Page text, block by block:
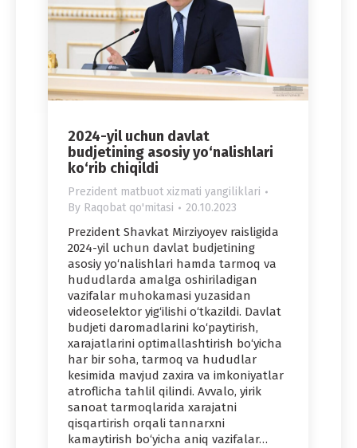
2024-yil uchun davlat
budjetining asosiy yo‘nalishlari
ko‘rib chiqildi
Prezident matbuot xizmati yangiliklari
By Raqobat qo'mitasi 20.10.2023
Prezident Shavkat Mirziyoyev raisligida
2024-yil uchun davlat budjetining
asosiy yo‘nalishlari hamda tarmoq va
hududlarda amalga oshiriladigan
vazifalar muhokamasi yuzasidan
videoselektor yig‘ilishi o‘tkazildi. Davlat
budjeti daromadlarini ko‘paytirish,
xarajatlarini optimallashtirish bo‘yicha
har bir soha, tarmoq va hududlar
kesimida mavjud zaxira va imkoniyatlar
atroflicha tahlil qilindi. Avvalo, yirik
sanoat tarmoqlarida xarajatni
qisqartirish orqali tannarxni
kamaytirish bo‘yicha aniq vazifalar…